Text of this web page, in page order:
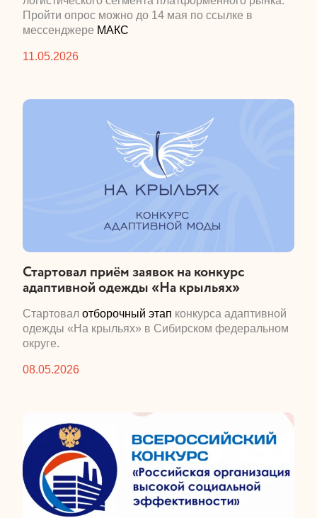
Пройти опрос можно до 14 мая по ссылке в
мессенджере МАКС
11.05.2026
​Стартовал приём заявок на конкурс
адаптивной одежды «На крыльях»
​Стартовал отборочный этап конкурса адаптивной
одежды «На крыльях» в Сибирском федеральном
округе.
08.05.2026